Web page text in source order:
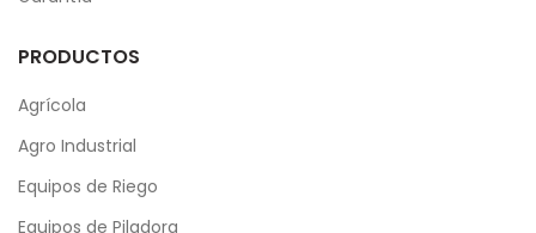
PRODUCTOS
Agrícola
Agro Industrial
Equipos de Riego
Equipos de Piladora